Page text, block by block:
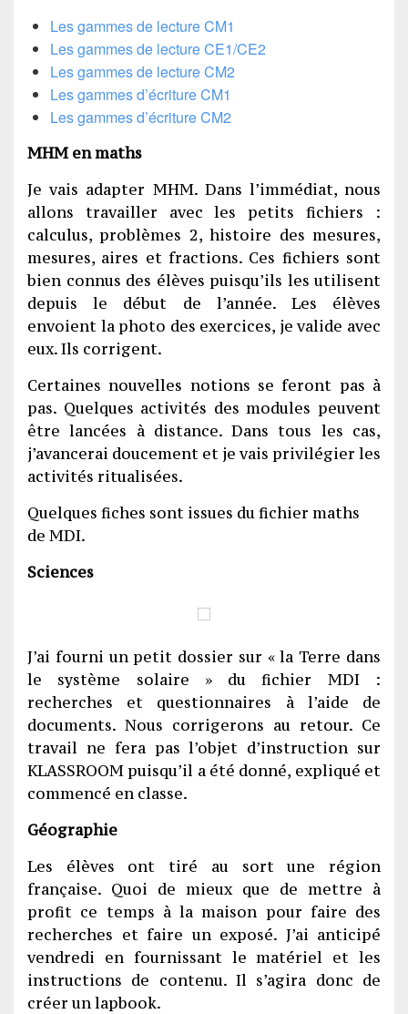
Les gammes de lecture CM1
Les gammes de lecture CE1/CE2
Les gammes de lecture CM2
Les gammes d’écriture CM1
Les gammes d’écriture CM2
MHM en maths
Je vais adapter MHM. Dans l’immédiat, nous
allons travailler avec les petits fichiers :
calculus, problèmes 2, histoire des mesures,
mesures, aires et fractions. Ces fichiers sont
bien connus des élèves puisqu’ils les utilisent
depuis le début de l’année. Les élèves
envoient la photo des exercices, je valide avec
eux. Ils corrigent.
Certaines nouvelles notions se feront pas à
pas. Quelques activités des modules peuvent
être lancées à distance. Dans tous les cas,
j’avancerai doucement et je vais privilégier les
activités ritualisées.
Quelques fiches sont issues du fichier maths
de MDI.
Sciences
J’ai fourni un petit dossier sur « la Terre dans
le système solaire » du fichier MDI :
recherches et questionnaires à l’aide de
documents. Nous corrigerons au retour. Ce
travail ne fera pas l’objet d’instruction sur
KLASSROOM puisqu’il a été donné, expliqué et
commencé en classe.
Géographie
Les élèves ont tiré au sort une région
française. Quoi de mieux que de mettre à
profit ce temps à la maison pour faire des
recherches et faire un exposé. J’ai anticipé
vendredi en fournissant le matériel et les
instructions de contenu. Il s’agira donc de
créer un lapbook.